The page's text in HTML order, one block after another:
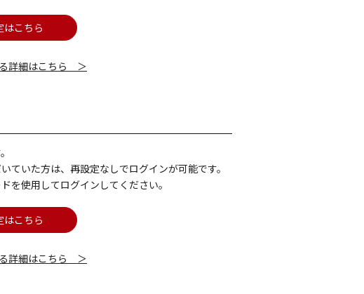
はこちら
詳細はこちら ＞
いた方は、再設定なしでログインが可能です。
を使用してログインしてください。
はこちら
詳細はこちら ＞